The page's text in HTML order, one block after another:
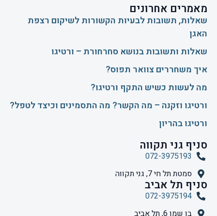
מאמרים אחרונים
שאלות, תשובות לבעיות הקשורות לשיקום רצפת
האגן
שאלות ותשובות בנושא סחרחורת – ורטיגו
איך משחררים צוואר תפוס?
​מה לעשות כשיש התקף ורטיגו?
ורטיגו וזקנה – מה הקשר? מה התסמינים וכיצד לטפל?
ורטיגו בהריון
סניף גני תקווה
072-3975193
סמטת תל חי 7, גני תקווה
סניף תל אביב
072-3975194
בן שמן 6, תל אביב